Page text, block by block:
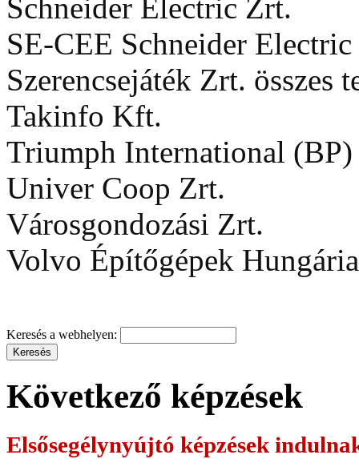
Schneider Electric Zrt.
SE-CEE Schneider
Szerencsejáték Zrt. összes
Takinfo Kft.
Triumph International
Univer Coop Zrt.
Városgondozási Zrt.
Volvo Építőgépek Hungária
Keresés a webhelyen:
Következő képzések
Elsősegélynyújtó képzések